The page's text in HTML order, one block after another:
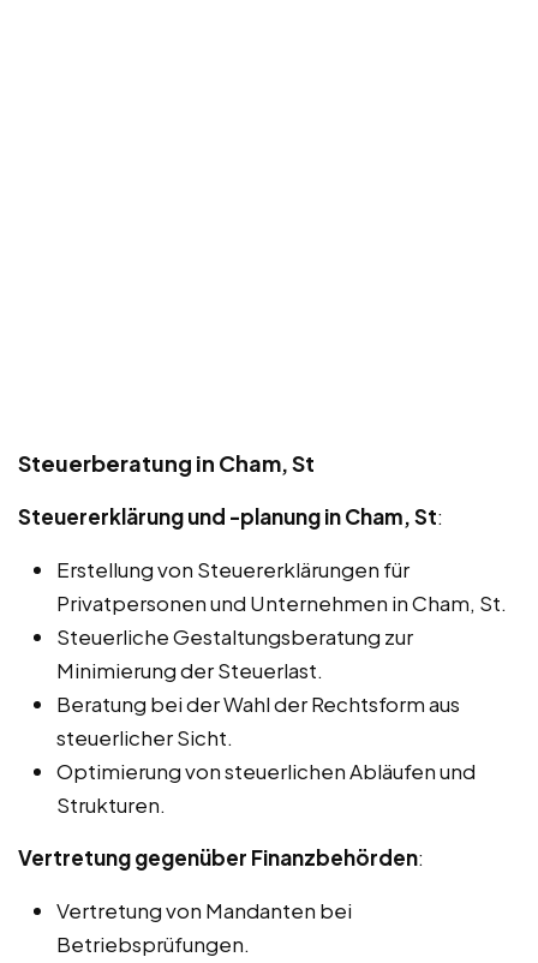
Steuerberatung in Cham, St
Steuererklärung und -planung in Cham, St:
Erstellung von Steuererklärungen für
Privatpersonen und Unternehmen in Cham, St.
Steuerliche Gestaltungsberatung zur
Minimierung der Steuerlast.
Beratung bei der Wahl der Rechtsform aus
steuerlicher Sicht.
Optimierung von steuerlichen Abläufen und
Strukturen.
Vertretung gegenüber Finanzbehörden:
Vertretung von Mandanten bei
Betriebsprüfungen.